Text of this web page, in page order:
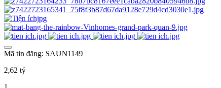
Mã tin đăng: SAUN1149
2,62 tỷ